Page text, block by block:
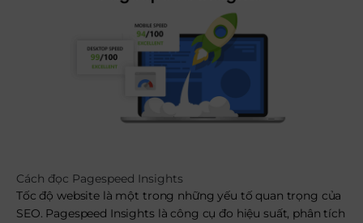
Cách đọc Pagespeed Insights
Tốc độ website là một trong những yếu tố quan trọng của
SEO. Pagespeed Insights là công cụ đo hiệu suất, phân tích